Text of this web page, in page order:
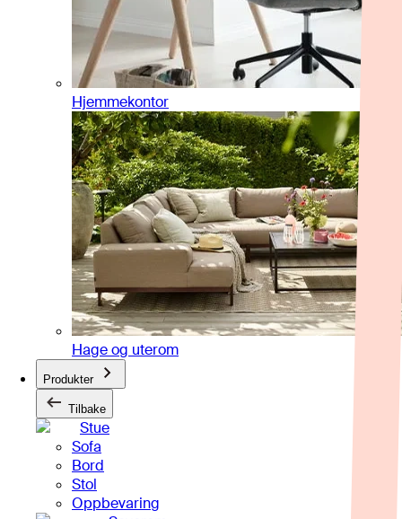
Hjemmekontor
Hage og uterom
Produkter
Tilbake
Stue
Sofa
Bord
Stol
Oppbevaring